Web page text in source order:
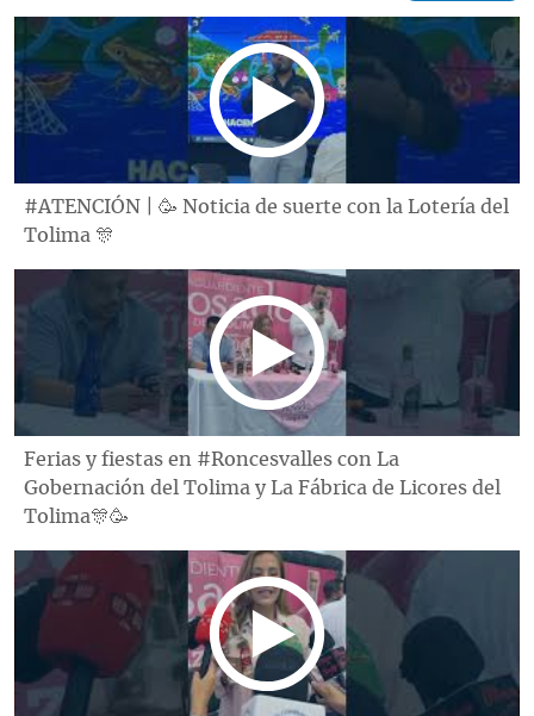
#ATENCIÓN | 🥳 Noticia de suerte con la Lotería del
Tolima 🎊
Ferias y fiestas en #Roncesvalles con La
Gobernación del Tolima y La Fábrica de Licores del
Tolima🎊🥳